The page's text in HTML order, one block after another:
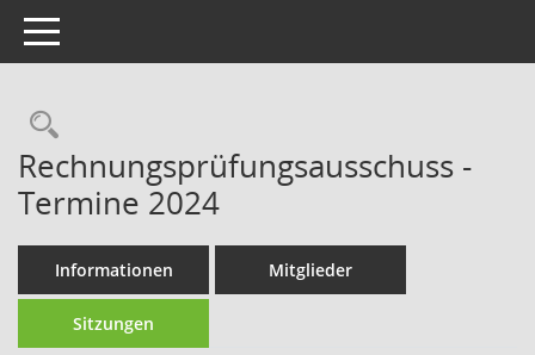
Toggle navigation
Rechercheauswahl
Rechnungsprüfungsausschuss -
Termine 2024
Informationen Mitglieder
Sitzungen